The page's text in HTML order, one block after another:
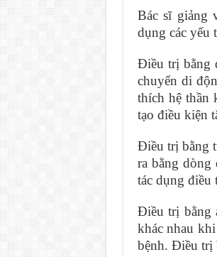
Bác sĩ giảng
dụng các yếu
Điều trị bằng
chuyển di
thích hệ thần
tạo điều kiện
Điều trị bằng
ra bằng dòng
tác dụng điều
Điều trị bằng
khác nhau
bệnh. Điều trị